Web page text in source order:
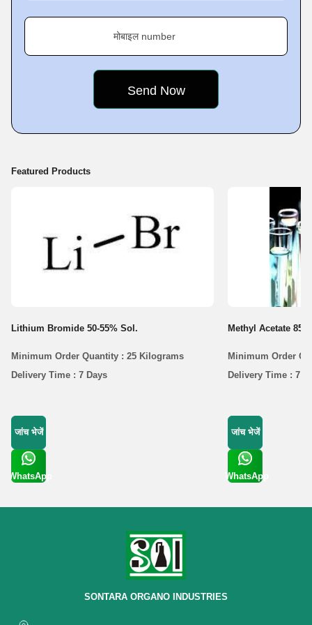
मोबाइल number
Featured Products
Lithium Bromide 50-55% Sol.
Minimum Order Quantity : 25 Kilograms
Delivery Time : 7 Days
जांच भेजें
WhatsApp
Methyl Acetate 85%
Minimum Order
Delivery Time : 7
जांच भेजें
WhatsApp
SONTARA ORGANO INDUSTRIES